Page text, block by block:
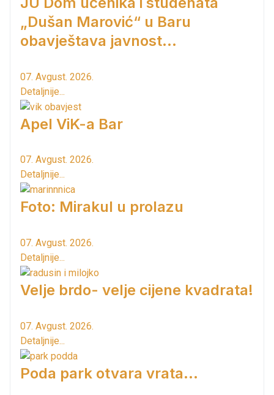
„Dušan Marović“ u Baru
obavještava javnost...
07. Avgust. 2026.
Detaljnije...
Apel ViK-a Bar
07. Avgust. 2026.
Detaljnije...
Foto: Mirakul u prolazu
07. Avgust. 2026.
Detaljnije...
Velje brdo- velje cijene kvadrata!
07. Avgust. 2026.
Detaljnije...
Poda park otvara vrata...